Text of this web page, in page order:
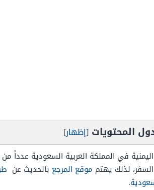
المحتويات [إظهار]
في المملكة العربية السعودية عدداً
لذلك يهتم موقع المرجع بالحديث عن
.